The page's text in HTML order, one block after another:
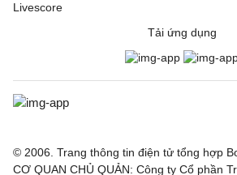
Livescore
Tải ứng dụng
© 2006. Trang thông tin điện tử tổng hợp
CƠ QUAN CHỦ QUẢN: Công ty Cổ phần